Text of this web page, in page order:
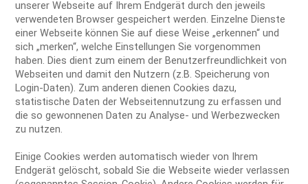
unserer Webseite auf Ihrem Endgerät durch den jeweils
verwendeten Browser gespeichert werden. Einzelne Dienste
einer Webseite können Sie auf diese Weise „erkennen“ und
sich „merken“, welche Einstellungen Sie vorgenommen
haben. Dies dient zum einem der Benutzerfreundlichkeit von
Webseiten und damit den Nutzern (z.B. Speicherung von
Login-Daten). Zum anderen dienen Cookies dazu,
statistische Daten der Webseitennutzung zu erfassen und
die so gewonnenen Daten zu Analyse- und Werbezwecken
zu nutzen.
Einige Cookies werden automatisch wieder von Ihrem
Endgerät gelöscht, sobald Sie die Webseite wieder verlassen